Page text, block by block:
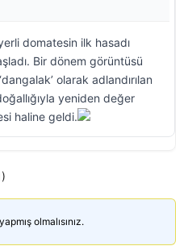
domatesin ilk hasadı
Bir dönem görüntüsü
olarak adlandırılan
yeniden değer
haline geldi.
olmalısınız.